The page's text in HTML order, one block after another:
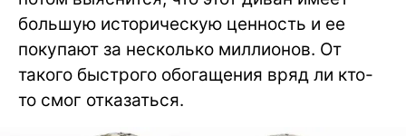
большую историческую ценность и ее
покупают за несколько миллионов. От
такого быстрого обогащения вряд ли кто-
то смог отказаться.